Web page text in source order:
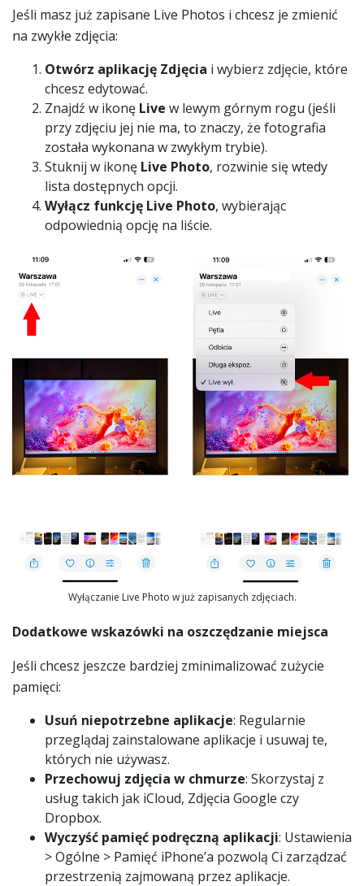
Jeśli masz już zapisane Live Photos i chcesz je zmienić
na zwykłe zdjęcia:
Otwórz aplikację Zdjęcia i wybierz zdjęcie, które
chcesz edytować.
Znajdź w ikonę Live w lewym górnym rogu (jeśli
przy zdjęciu jej nie ma, to znaczy, że fotografia
została wykonana w zwykłym trybie).
Stuknij w ikonę Live Photo, rozwinie się wtedy
lista dostępnych opcji.
Wyłącz funkcję Live Photo, wybierając
odpowiednią opcję na liście.
Wyłączanie Live Photo w już zapisanych zdjęciach.
Dodatkowe wskazówki na oszczędzanie miejsca
Jeśli chcesz jeszcze bardziej zminimalizować zużycie
pamięci:
Usuń niepotrzebne aplikacje: Regularnie
przeglądaj zainstalowane aplikacje i usuwaj te,
których nie używasz.
Przechowuj zdjęcia w chmurze: Skorzystaj z
usług takich jak iCloud, Zdjęcia Google czy
Dropbox.
Wyczyść pamięć podręczną aplikacji: Ustawienia
> Ogólne > Pamięć iPhone’a pozwolą Ci zarządzać
przestrzenią zajmowaną przez aplikacje.